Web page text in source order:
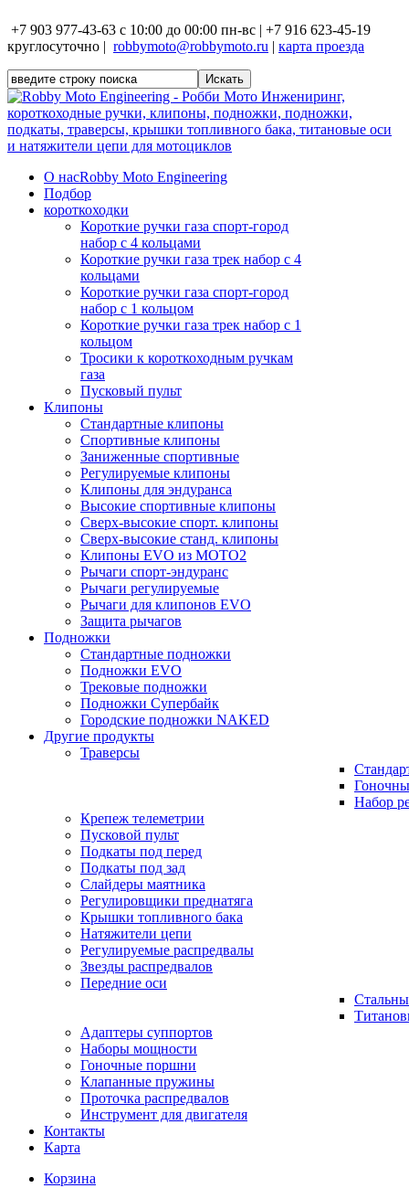
+7 903 977-43-63 с 10:00 до 00:00 пн-вс | +7 916 623-45-19
круглосуточно | robbymoto@robbymoto.ru | карта проезда
О насRobby Moto Engineering
Подбор
короткоходки
Короткие ручки газа спорт-город
набор с 4 кольцами
Короткие ручки газа трек набор с 4
кольцами
Короткие ручки газа спорт-город
набор с 1 кольцом
Короткие ручки газа трек набор с 1
кольцом
Тросики к короткоходным ручкам
газа
Пусковый пульт
Клипоны
Стандартные клипоны
Спортивные клипоны
Заниженные спортивные
Регулируемые клипоны
Клипоны для эндуранса
Высокие спортивные клипоны
Сверх-высокие спорт. клипоны
Сверх-высокие станд. клипоны
Клипоны EVO из MOTO2
Рычаги спорт-эндуранс
Рычаги регулируемые
Рычаги для клипонов EVO
Защита рычагов
Подножки
Стандартные подножки
Подножки EVO
Трековые подножки
Подножки Супербайк
Городские подножки NAKED
Другие продукты
Траверсы
Набор
Крепеж телеметрии
Пусковой пульт
Подкаты под перед
Подкаты под зад
Слайдеры маятника
Регулировщики преднатяга
Крышки топливного бака
Натяжители цепи
Регулируемые распредвалы
Звезды распредвалов
Передние оси
Адаптеры суппортов
Наборы мощности
Гоночные поршни
Клапанные пружины
Проточка распредвалов
Инструмент для двигателя
Контакты
Карта
Корзина